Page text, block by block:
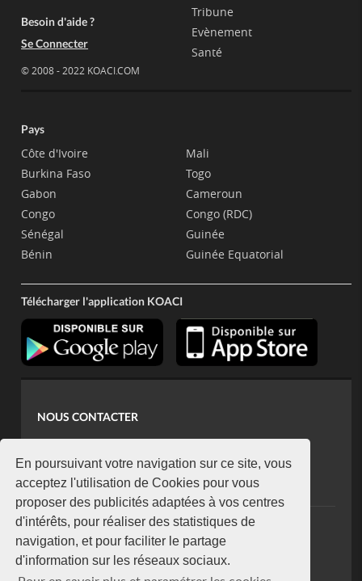
En poursuivant votre navigation sur ce site, vous
acceptez l'utilisation de Cookies pour vous
proposer des publicités adaptées à vos centres
d'intérêts, pour réaliser des statistiques de
navigation, et pour faciliter le partage
d'information sur les réseaux sociaux.
Besoin d'aide ?
Se Connecter
© 2008 - 2022 KOACI.COM
Tribune
Evènement
Santé
Pays
Côte d'Ivoire
Burkina Faso
Gabon
Congo
Sénégal
Bénin
Mali
Togo
Cameroun
Congo (RDC)
Guinée
Guinée Equatorial
Télécharger l'application KOACI
NOUS CONTACTER
koaci@yahoo.fr
+225 07 08 85 52 93
NEWSLETTER
Restez connecté via notre newsletter
S'abonner